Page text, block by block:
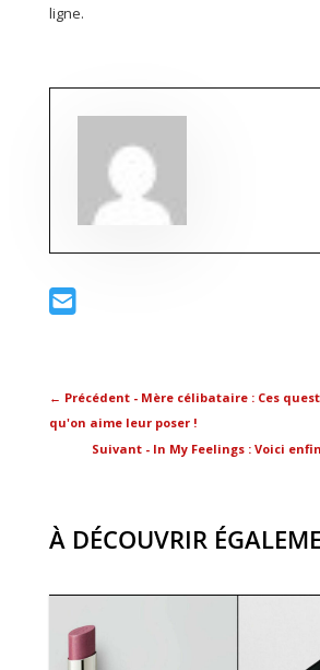
ligne.
← Précédent - Mère célibataire : Ces
qu'on aime leur poser !
Suivant - In My Feelings : Voici
À DÉCOUVRIR